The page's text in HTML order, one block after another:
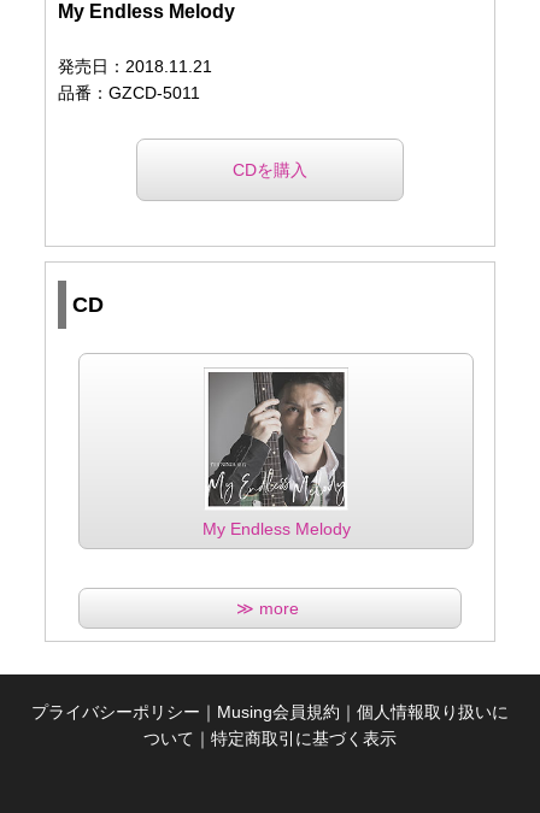
My Endless Melody
発売日：2018.11.21
品番：GZCD-5011
CDを購入
CD
My Endless Melody
≫ more
プライバシーポリシー ｜ Musing会員規約 ｜ 個人情報取り扱いに
ついて ｜ 特定商取引に基づく表示